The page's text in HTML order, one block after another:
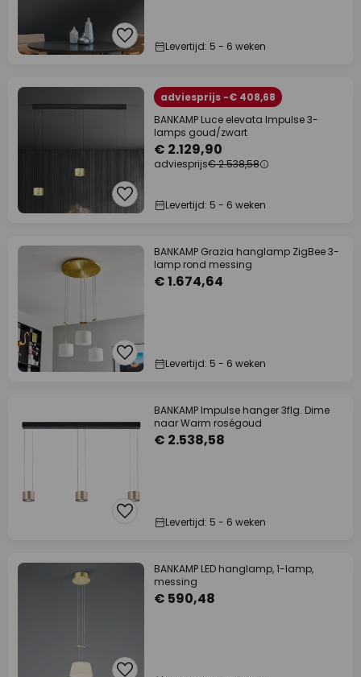
Levertijd: 5 - 6 weken
adviesprijs -€ 408,68
BANKAMP Luce elevata Impulse 3-
lamps goud/zwart
€ 2.129,90
adviesprijs€ 2.538,58
Levertijd: 5 - 6 weken
BANKAMP Grazia hanglamp ZigBee 3-
lamp rond messing
€ 1.674,64
Levertijd: 5 - 6 weken
BANKAMP Impulse hanger 3flg. Dime
naar Warm roségoud
€ 2.538,58
Levertijd: 5 - 6 weken
BANKAMP LED hanglamp, 1-lamp,
messing
€ 590,48